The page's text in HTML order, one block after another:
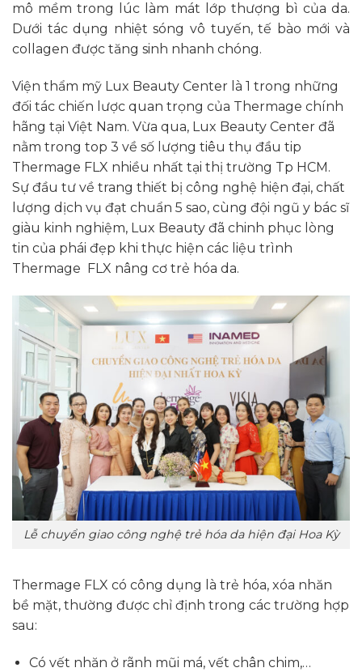
mô mềm trong lúc làm mát lớp thượng bì của da.
Dưới tác dụng nhiệt sóng vô tuyến, tế bào mới và
collagen được tăng sinh nhanh chóng.
Viện thẩm mỹ Lux Beauty Center là 1 trong những
đối tác chiến lược quan trọng của Thermage chính
hãng tại Việt Nam. Vừa qua, Lux Beauty Center đã
nằm trong top 3 về số lượng tiêu thụ đầu tip
Thermage FLX nhiều nhất tại thị trường Tp HCM.
Sự đầu tư về trang thiết bị công nghệ hiện đại, chất
lượng dịch vụ đạt chuẩn 5 sao, cùng đội ngũ y bác sĩ
giàu kinh nghiệm, Lux Beauty đã chinh phục lòng
tin của phái đẹp khi thực hiện các liệu trình
Thermage FLX nâng cơ trẻ hóa da.
Lễ chuyển giao công nghệ trẻ hóa da hiện đại Hoa Kỳ
Thermage FLX có công dụng là trẻ hóa, xóa nhăn
bề mặt, thường được chỉ định trong các trường hợp
sau:
Có vết nhăn ở rãnh mũi má, vết chân chim,…